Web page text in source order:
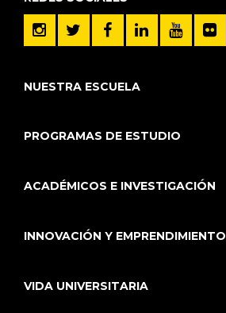
NUESTRA ESCUELA
PROGRAMAS DE ESTUDIO
ACADÉMICOS E INVESTIGACIÓN
INNOVACIÓN Y EMPRENDIMIENTO
VIDA UNIVERSITARIA